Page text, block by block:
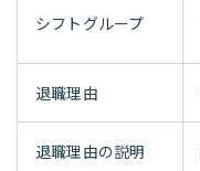
シフトグループ
退職理由
退職理由の説明